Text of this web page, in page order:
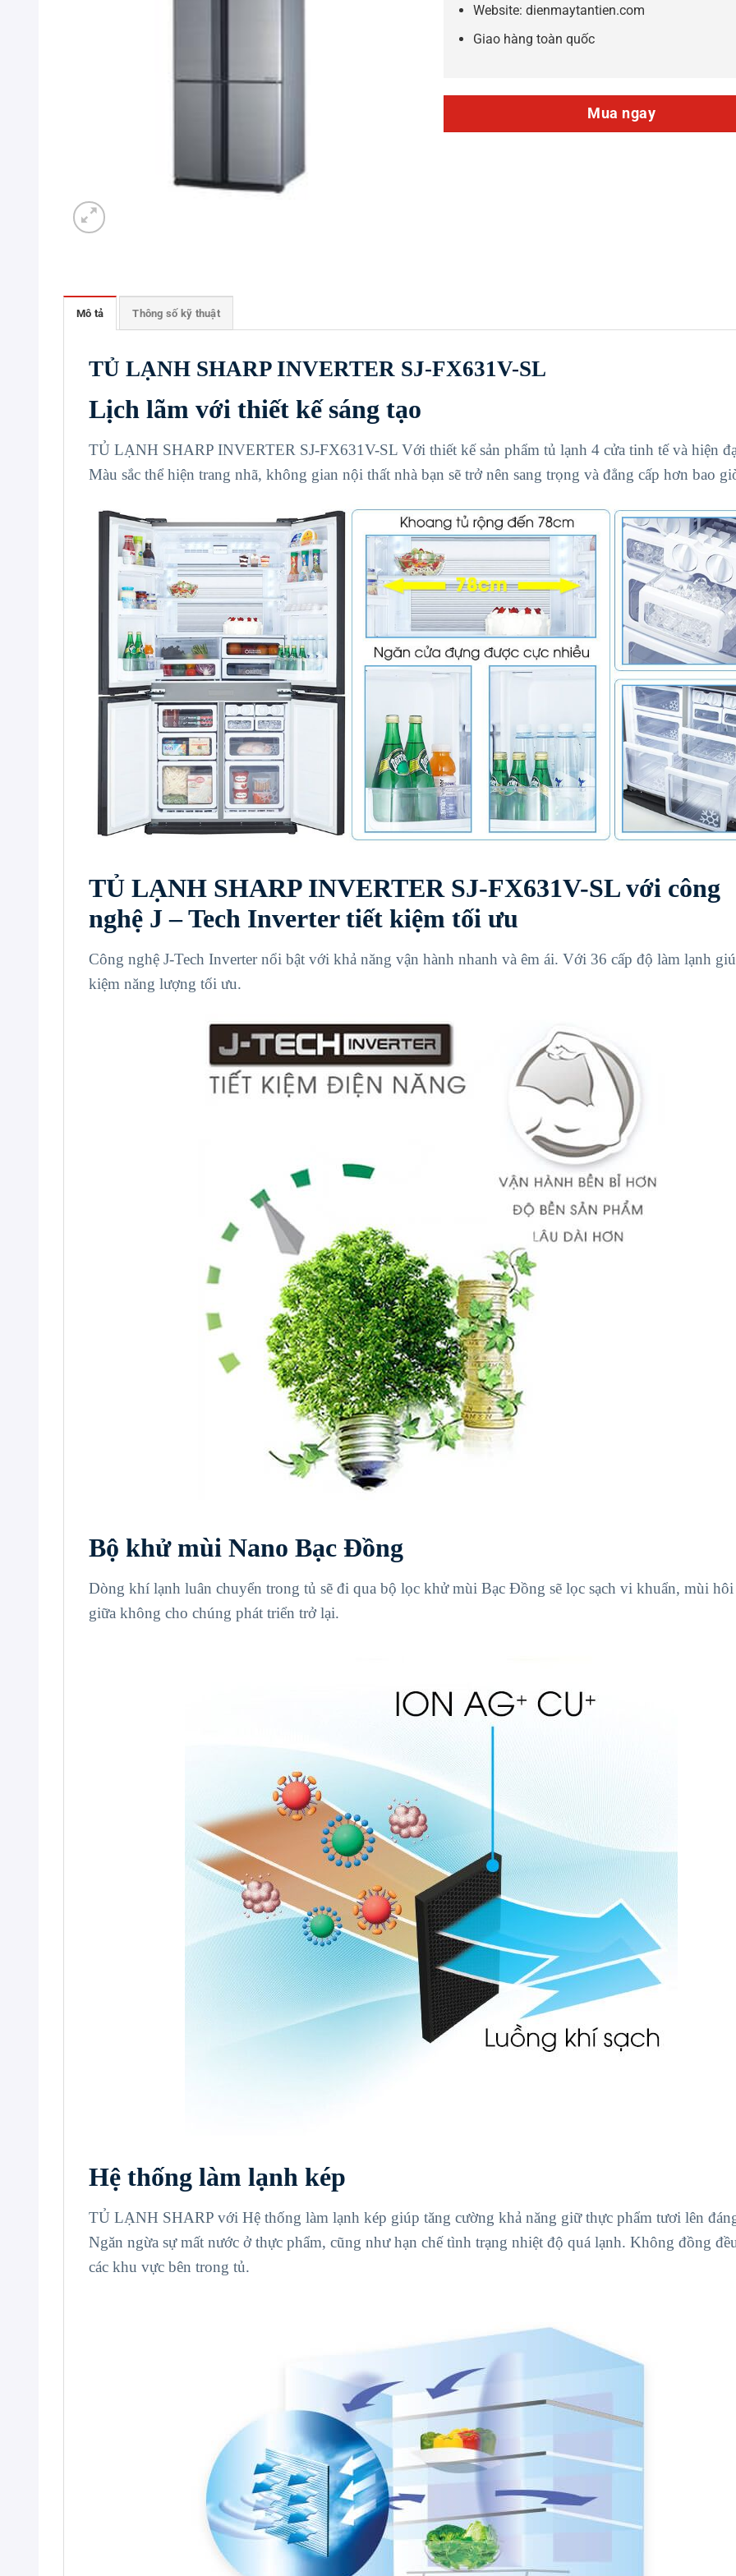
Website: dienmaytantien.com
Giao hàng toàn quốc
Mua ngay
Mô tả Thông số kỹ thuật
TỦ LẠNH SHARP INVERTER SJ-FX631V-SL
Lịch lãm với thiết kế sáng tạo
TỦ LẠNH SHARP INVERTER SJ-FX631V-SL Với thiết kế sản phẩm tủ lạnh 4 cửa tinh tế và hiện
Màu sắc thể hiện trang nhã, không gian nội thất nhà bạn sẽ trở nên sang trọng và đẳng cấp hơn bao
TỦ LẠNH SHARP INVERTER SJ-FX631V-SLvới công
nghệ J – Tech Inverter tiết kiệm tối ưu
Công nghệ J-Tech Inverter nổi bật với khả năng vận hành nhanh và êm ái. Với 36 cấp độ làm lạnh
kiệm năng lượng tối ưu.
Bộ khử mùi Nano Bạc Đồng
Dòng khí lạnh luân chuyển trong tủ sẽ đi qua bộ lọc khử mùi Bạc Đồng sẽ lọc sạch vi khuẩn, mùi
giữa không cho chúng phát triển trở lại.
Hệ thống làm lạnh kép
TỦ LẠNH SHARP với Hệ thống làm lạnh kép giúp tăng cường khả năng giữ thực phẩm tươi lên
Ngăn ngừa sự mất nước ở thực phẩm, cũng như hạn chế tình trạng nhiệt độ quá lạnh. Không đồng
các khu vực bên trong tủ.